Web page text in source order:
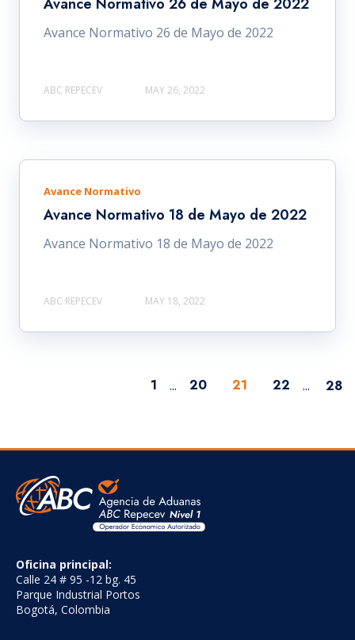
Avance Normativo 26 de Mayo de 2022
ABC REPECEV MAY 26, 2022
Avance Normativo
Avance Normativo 18 de Mayo de 2022
Avance Normativo 18 de Mayo de 2022
ABC REPECEV MAY 18, 2022
1 ... 20 21 22 ... 28
Oficina principal:
Calle 24 # 95 -12 bg. 45
Parque Industrial Portos
Bogotá, Colombia